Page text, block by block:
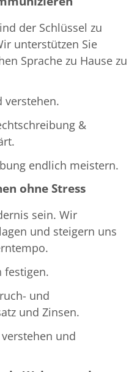
der Schlüssel zu
unterstützen Sie
Sprache zu Hause zu
verstehen.
&
endlich meistern.
ohne Stress
sein. Wir
und steigern uns
festigen.
und
und Zinsen.
und